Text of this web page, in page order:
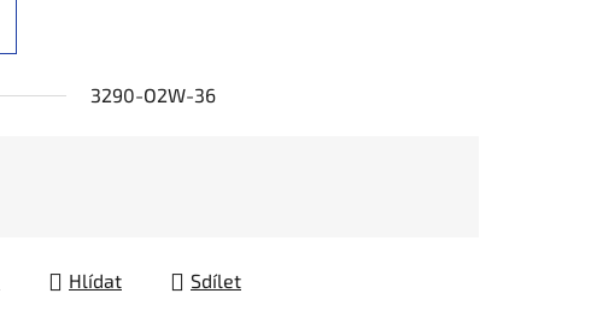
3290-O2W-36
Hlídat Sdílet